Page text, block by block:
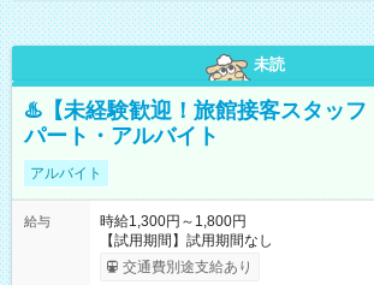
未読
♨️【未経験歓迎！旅館接客スタッフ
パート・アルバイト
アルバイト
給与
時給1,300円～1,800円
【試用期間】試用期間なし
交通費別途支給あり